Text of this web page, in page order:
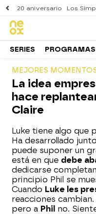
20 aniversario Los
SERIES PROGRAMAS
MEJORES
La idea
hace
Claire
Luke tiene algo que
Ha desarrollado
puede suponer un
está en que debe
dedicarse
principio Phil se
Cuando Luke les
reacciones cambian.
pero a Phil no.